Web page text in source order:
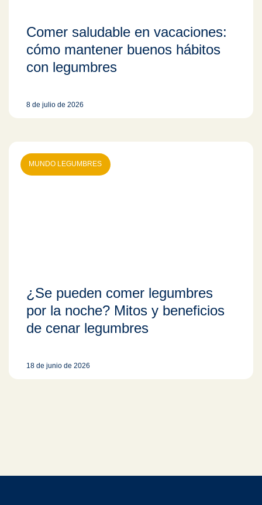
Comer saludable en vacaciones:
cómo mantener buenos hábitos
con legumbres
8 de julio de 2026
MUNDO LEGUMBRES
¿Se pueden comer legumbres
por la noche? Mitos y beneficios
de cenar legumbres
18 de junio de 2026